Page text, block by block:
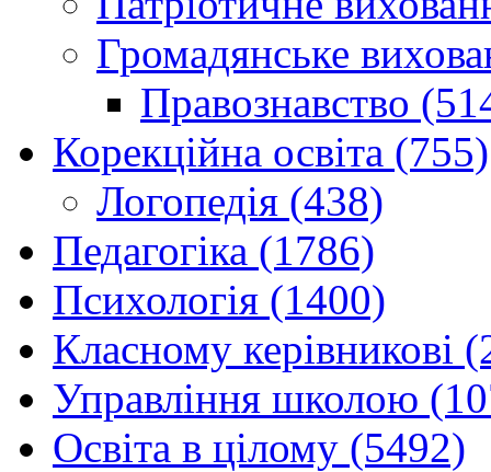
Громадянське
Правознавство
Корекційна освіта (755)
Логопедія (438)
Педагогіка (1786)
Психологія (1400)
Класному керівникові
Управління школою
Освіта в цілому (5492)